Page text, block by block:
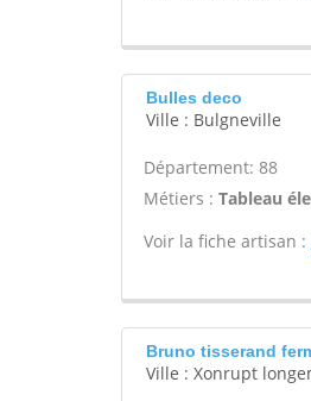
Bulles deco
Ville : Bulgneville
Département: 88
Métiers : Tableau
Voir la fiche artisan :
Bruno tisserand
Ville : Xonrupt